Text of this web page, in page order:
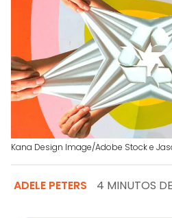
Kana Design Image/Adobe Stock e
ADELE PETERS 4 MINUTOS